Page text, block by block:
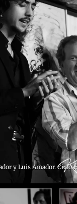
y Luis Amador. Ciclo